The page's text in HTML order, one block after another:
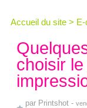
Accueil du site >
choisir
par Printshot -